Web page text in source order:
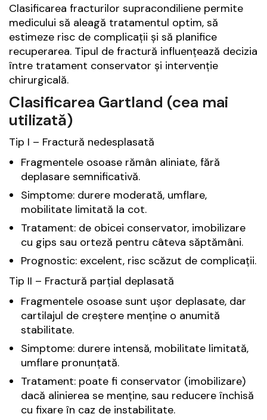
Clasificarea fracturilor supracondiliene permite
medicului să aleagă tratamentul optim, să
estimeze risc de complicații și să planifice
recuperarea. Tipul de fractură influențează decizia
între tratament conservator și intervenție
chirurgicală.
Clasificarea Gartland (cea mai
utilizată)
Tip I – Fractură nedesplasată
Fragmentele osoase rămân aliniate, fără
deplasare semnificativă.
Simptome: durere moderată, umflare,
mobilitate limitată la cot.
Tratament: de obicei conservator, imobilizare
cu gips sau orteză pentru câteva săptămâni.
Prognostic: excelent, risc scăzut de complicații.
Tip II – Fractură parțial deplasată
Fragmentele osoase sunt ușor deplasate, dar
cartilajul de creștere menține o anumită
stabilitate.
Simptome: durere intensă, mobilitate limitată,
umflare pronunțată.
Tratament: poate fi conservator (imobilizare)
dacă alinierea se menține, sau reducere închisă
cu fixare în caz de instabilitate.